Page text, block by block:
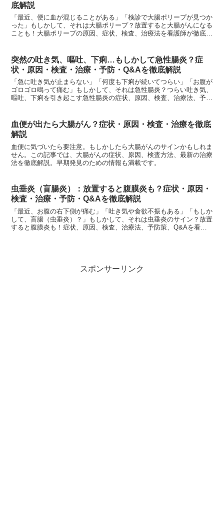
底解説
「最近、便に血が混じることがある」「検診で大腸ポリープが見つか
った」もしかして、それは大腸ポリープ？放置すると大腸がんになる
ことも！大腸ポリープの原因、症状、検査、治療法を看護師が徹底解
突然の吐き気、嘔吐、下痢…もしかして急性腸炎？症
状・原因・検査・治療・予防・Q&Aを徹底解説
「急に吐き気が止まらない」「何度も下痢が続いてつらい」「お腹が
ゴロゴロ鳴って痛む」もしかして、それは急性腸炎？つらい吐き気、
嘔吐、下痢を引き起こす急性腸炎の症状、原因、検査、治療法、予防
血便が出たら大腸がん？症状・原因・検査・治療を徹底
解説
血便に気づいたら要注意。もしかしたら大腸がんのサインかもしれま
せん。この記事では、大腸がんの症状、原因、検査方法、最新の治療
法を徹底解説。早期発見のための情報も満載です。
虫垂炎（盲腸炎）：放置すると腹膜炎も？症状・原因・
検査・治療・予防・Q&Aを徹底解説
「最近、お腹の右下側が痛む」「吐き気や食欲不振もある」「もしか
して、盲腸（虫垂炎）？」もしかして、それは虫垂炎のサイン？放置
すると腹膜炎も！症状、原因、検査、治療法、予防策、Q&Aを看護
スポンサーリンク